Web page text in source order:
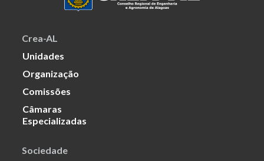
Crea-AL
Unidades
Organização
Comissões
Câmaras
Especializadas
Sociedade